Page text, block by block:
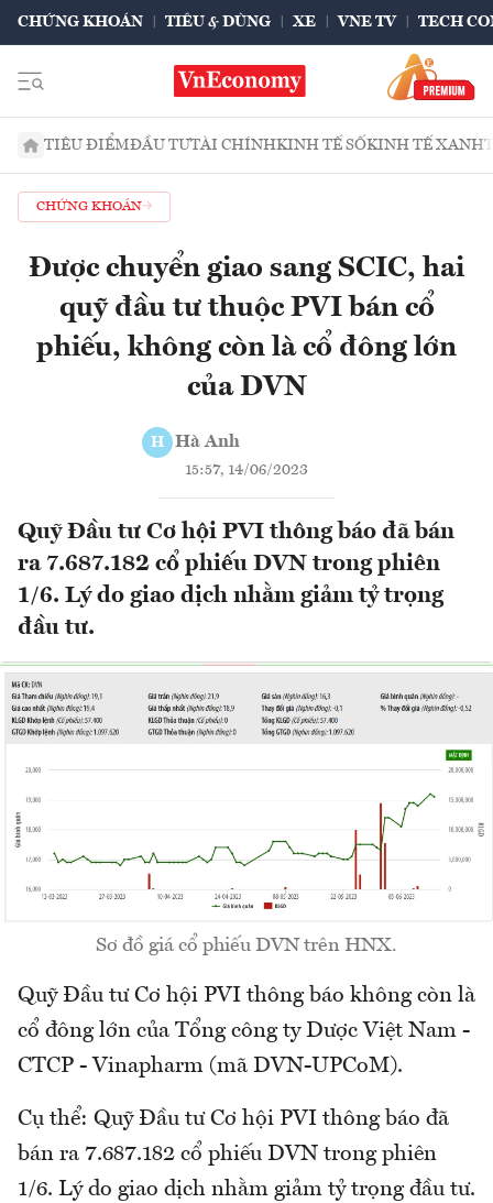
CHỨNG KHOÁN TIÊU & DÙNG XE VNE TV TECH
TIÊU ĐIỂMĐẦU TƯTÀI CHÍNHKINH TẾ SỐKINH TẾ XANH
CHỨNG KHOÁN
Được chuyển giao sang SCIC, hai
quỹ đầu tư thuộc PVI bán cổ
phiếu, không còn là cổ đông lớn
của DVN
H Hà Anh
15:57, 14/06/2023
Quỹ Đầu tư Cơ hội PVI thông báo đã bán
ra 7.687.182 cổ phiếu DVN trong phiên
1/6. Lý do giao dịch nhằm giảm tỷ trọng
đầu tư.
Sơ đồ giá cổ phiếu DVN trên HNX.
Quỹ Đầu tư Cơ hội PVI thông báo không còn là
cổ đông lớn của Tổng công ty Dược Việt Nam -
CTCP - Vinapharm (mã DVN-UPCoM).
Cụ thể: Quỹ Đầu tư Cơ hội PVI thông báo đã
bán ra 7.687.182 cổ phiếu DVN trong phiên
1/6. Lý do giao dịch nhằm giảm tỷ trọng đầu tư.